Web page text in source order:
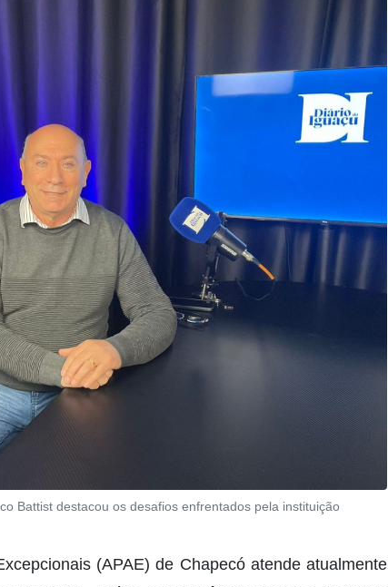
Battist destacou os desafios enfrentados pela instituição
(APAE) de Chapecó atende atualmente